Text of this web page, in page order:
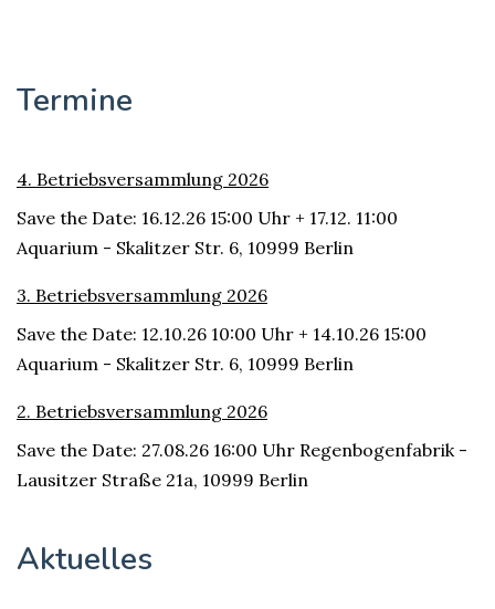
Termine
4. Betriebsversammlung 2026
Save the Date: 16.12.26 15:00 Uhr + 17.12. 11:00
Aquarium - Skalitzer Str. 6, 10999 Berlin
3. Betriebsversammlung 2026
Save the Date: 12.10.26 10:00 Uhr + 14.10.26 15:00
Aquarium - Skalitzer Str. 6, 10999 Berlin
2. Betriebsversammlung 2026
Save the Date: 27.08.26 16:00 Uhr Regenbogenfabrik -
Lausitzer Straße 21a, 10999 Berlin
Aktuelles